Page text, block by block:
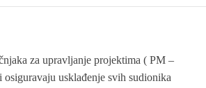
za upravljanje projektima ( PM –
usklađenje svih sudionika